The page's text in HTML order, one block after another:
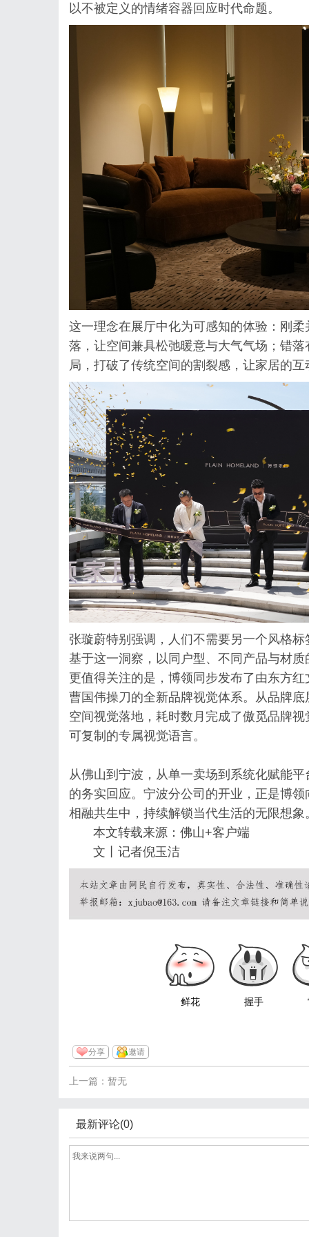
以不被定义的情绪容器回应时代命题。
这一理念在展厅中化为可感知的体验：刚
落，让空间兼具松弛暖意与大气气场；错
局，打破了传统空间的割裂感，让家居的
张璇蔚特别强调，人们不需要另一个风格
基于这一洞察，以同户型、不同产品与材
更值得关注的是，博领同步发布了由东方
曹国伟操刀的全新品牌视觉体系。从品牌
空间视觉落地，耗时数月完成了傲觅品牌
可复制的专属视觉语言。
从佛山到宁波，从单一卖场到系统化赋能
的务实回应。宁波分公司的开业，正是博
相融共生中，持续解锁当代生活的无限想象
本文转载来源：佛山+客户端
文丨记者倪玉洁
鲜花 握手
分享 邀请
上一篇：暂无
最新评论(0)